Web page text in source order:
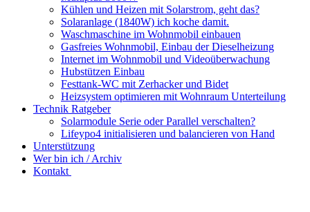
Kühlen und Heizen mit Solarstrom, geht das?
Solaranlage (1840W) ich koche damit.
Waschmaschine im Wohnmobil einbauen
Gasfreies Wohnmobil, Einbau der Dieselheizung
Internet im Wohnmobil und Videoüberwachung
Hubstützen Einbau
Festtank-WC mit Zerhacker und Bidet
Heizsystem optimieren mit Wohnraum Unterteilung
Technik Ratgeber
Solarmodule Serie oder Parallel verschalten?
Lifeypo4 initialisieren und balancieren von Hand
Unterstützung
Wer bin ich / Archiv
Kontakt